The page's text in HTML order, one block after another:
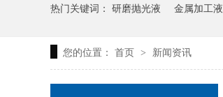
热门关键词： 研磨抛光液 金属加工液
您的位置： 首页 > 新闻资讯